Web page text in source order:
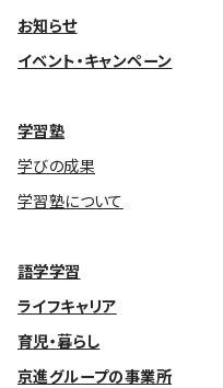
お知らせ
イベント・キャンペーン
学習塾
学びの成果
学習塾について
語学学習
ライフキャリア
育児・暮らし
京進グループの事業所